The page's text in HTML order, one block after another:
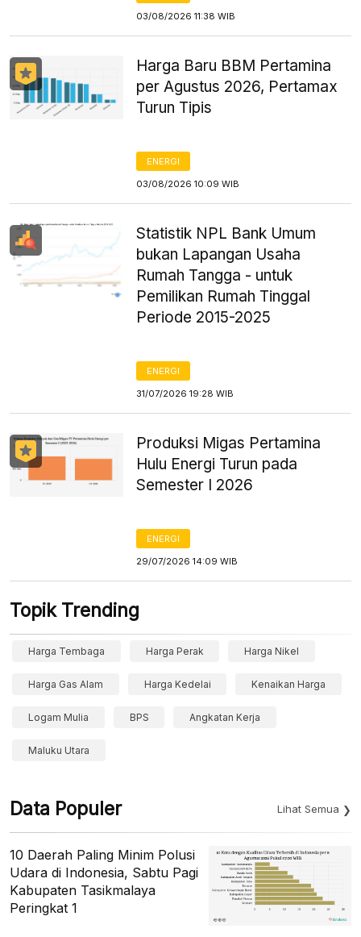
03/08/2026 11:38 WIB
Harga Baru BBM Pertamina
per Agustus 2026, Pertamax
Turun Tipis
ENERGI
03/08/2026 10:09 WIB
Statistik NPL Bank Umum
bukan Lapangan Usaha
Rumah Tangga - untuk
Pemilikan Rumah Tinggal
Periode 2015-2025
ENERGI
31/07/2026 19:28 WIB
Produksi Migas Pertamina
Hulu Energi Turun pada
Semester I 2026
ENERGI
29/07/2026 14:09 WIB
Topik Trending
Harga Tembaga Harga Perak Harga Nikel
Harga Gas Alam Harga Kedelai Kenaikan Harga
Logam Mulia BPS Angkatan Kerja
Maluku Utara
Data Populer Lihat Semua
10 Daerah Paling Minim Polusi
Udara di Indonesia, Sabtu Pagi
Kabupaten Tasikmalaya
Peringkat 1